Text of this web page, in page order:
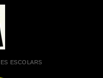
ESCOLARS